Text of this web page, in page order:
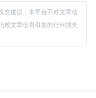
资建议，本平台不对文章信
赖文章信息引发的任何损失